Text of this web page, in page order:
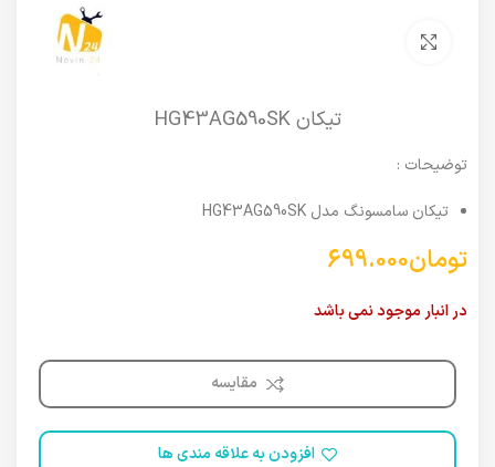
تیکان HG43AG590SK
توضیحات :
تیکان سامسونگ مدل HG43AG590SK
تومان699.000
در انبار موجود نمی باشد
مقایسه
افزودن به علاقه مندی ها